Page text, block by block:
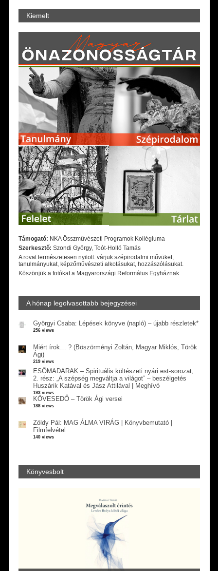
Kiemelt
Támogató: NKA Összművészeti Programok Kollégiuma
Szerkesztő: Szondi György, Toót-Holló Tamás
A rovat természetesen nyitott: várjuk szépirodalmi művüket,
tanulmányukat, képzőművészeti alkotásukat, hozzászólásukat.
Köszönjük a fotókat a Magyarországi Református Egyháznak
A hónap legolvasottabb bejegyzései
Györgyi Csaba: Lépések könyve (napló) – újabb részletek*
256 views
Miért írok… ? (Böszörményi Zoltán, Magyar Miklós, Török
Ági)
219 views
ESŐMADARAK – Spirituális költészeti nyári est-sorozat,
2. rész: „A szépség megváltja a világot” – beszélgetés
Huszárik Katával és Jász Attilával | Meghívó
193 views
KÖVESEDŐ – Török Ági versei
188 views
Zöldy Pál: MAG ÁLMA VIRÁG | Könyvbemutató |
Filmfelvétel
140 views
Könyvesbolt